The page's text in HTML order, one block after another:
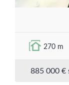
270 m
885 000 €